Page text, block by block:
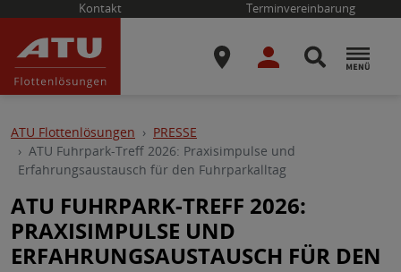
Kontakt Terminvereinbarung
ATU Flottenlösungen
PRESSE
ATU Fuhrpark-Treff 2026: Praxisimpulse und
Erfahrungsaustausch für den Fuhrparkalltag
ATU FUHRPARK-TREFF 2026:
PRAXISIMPULSE UND
ERFAHRUNGSAUSTAUSCH FÜR DEN